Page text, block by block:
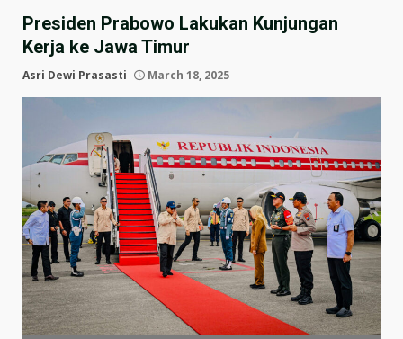
Presiden Prabowo Lakukan Kunjungan
Kerja ke Jawa Timur
Asri Dewi Prasasti March 18, 2025